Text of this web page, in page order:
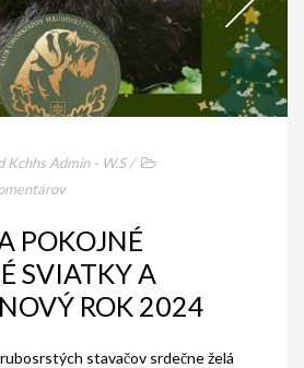
Kchhs Admin - W.S/
POKOJNÉ
SVIATKY A
ROK 2024
stavačov srdečne želá